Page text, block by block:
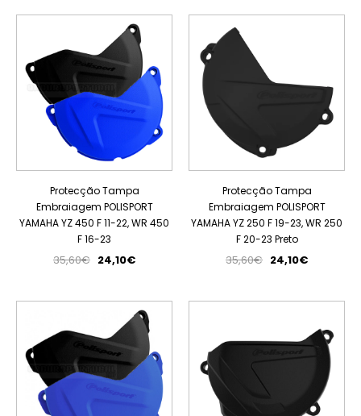
PROMOÇÃO
Protecção Tampa
Embraiagem POLISPORT
YAMAHA YZ 450 F 11-22, WR 450
F 16-23
35,60€ 24,10€
Protecção Tampa
Embraiagem POLISPORT
YAMAHA YZ 250 F 19-23, WR 250
F 20-23 Preto
35,60€ 24,10€
PROMOÇÃO